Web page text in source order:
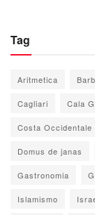
Tag
Aritmetica
Cagliari Cala
Costa Occidentale
Domus de janas
Gastronomia
Islamismo